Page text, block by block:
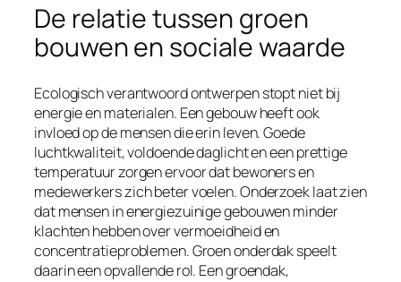
De relatie tussen groen
bouwen en sociale waarde
Ecologisch verantwoord ontwerpen stopt niet bij
energie en materialen. Een gebouw heeft ook
invloed op de mensen die erin leven. Goede
luchtkwaliteit, voldoende daglicht en een prettige
temperatuur zorgen ervoor dat bewoners en
medewerkers zich beter voelen. Onderzoek laat zien
dat mensen in energiezuinige gebouwen minder
klachten hebben over vermoeidheid en
concentratieproblemen. Groen onderdak speelt
daarin een opvallende rol. Een groendak,